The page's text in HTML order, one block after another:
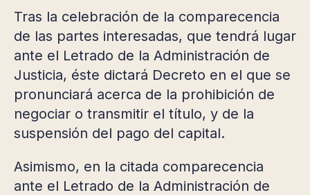
Tras la celebración de la comparecencia
de las partes interesadas, que tendrá lugar
ante el Letrado de la Administración de
Justicia, éste dictará Decreto en el que se
pronunciará acerca de la prohibición de
negociar o transmitir el título, y de la
suspensión del pago del capital.
Asimismo, en la citada comparecencia
ante el Letrado de la Administración de